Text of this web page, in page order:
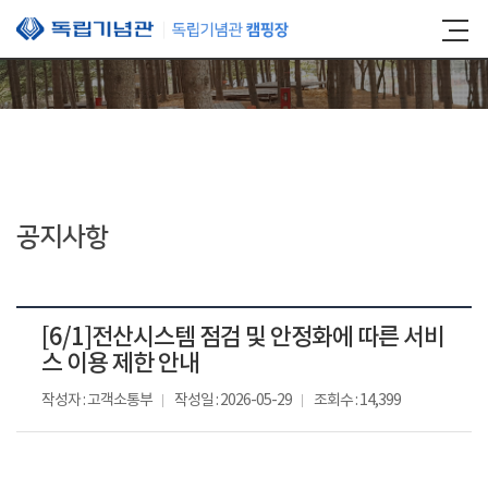
본문 바로가기
공지사항
[6/1]전산시스템 점검 및 안정화에 따른 서비
스 이용 제한 안내
작성자 : 고객소통부 작성일 : 2026-05-29 조회수 : 14,399